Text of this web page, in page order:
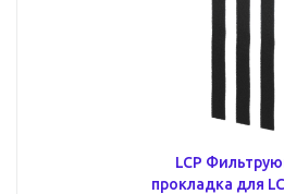
LCP
прокладка для